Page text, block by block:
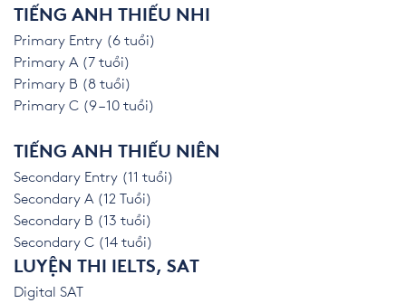
TIẾNG ANH THIẾU NHI
Primary Entry (6 tuổi)
Primary A (7 tuổi)
Primary B (8 tuổi)
Primary C (9 – 10 tuổi)
TIẾNG ANH THIẾU NIÊN
Secondary Entry (11 tuổi)
Secondary A (12 Tuổi)
Secondary B (13 tuổi)
Secondary C (14 tuổi)
LUYỆN THI IELTS, SAT
Digital SAT